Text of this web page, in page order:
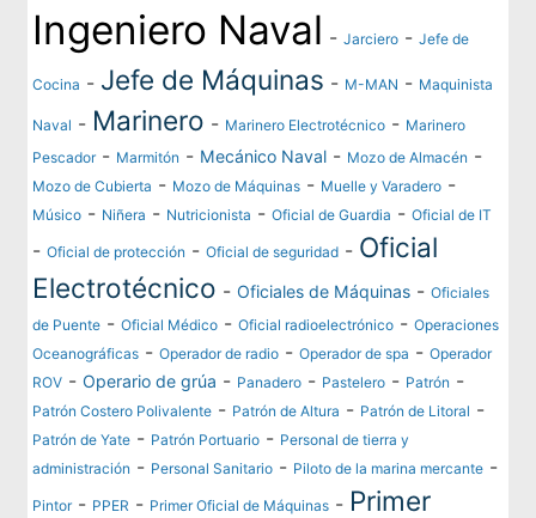
Ingeniero Naval -Jarciero -Jefe de
Cocina - Jefe de Máquinas - M-MAN - Maquinista
Naval - Marinero - Marinero Electrotécnico - Marinero
Pescador- Marmitón - Mecánico Naval - Mozo de Almacén -
Mozo de Cubierta - Mozo de Máquinas - Muelle y Varadero -
Músico - Niñera - Nutricionista -Oficial de Guardia -Oficial de IT
-Oficial de protección -Oficial de seguridad - Oficial
Electrotécnico -Oficiales de Máquinas -Oficiales
de Puente -Oficial Médico -Oficial radioelectrónico -Operaciones
Oceanográficas -Operador de radio -Operador de spa -Operador
ROV -Operario de grúa - Panadero - Pastelero - Patrón -
Patrón Costero Polivalente - Patrón de Altura - Patrón de Litoral -
Patrón de Yate - Patrón Portuario - Personal de tierra y
administración - Personal Sanitario - Piloto de la marina mercante -
Pintor- PPER - Primer Oficial de Máquinas - Primer